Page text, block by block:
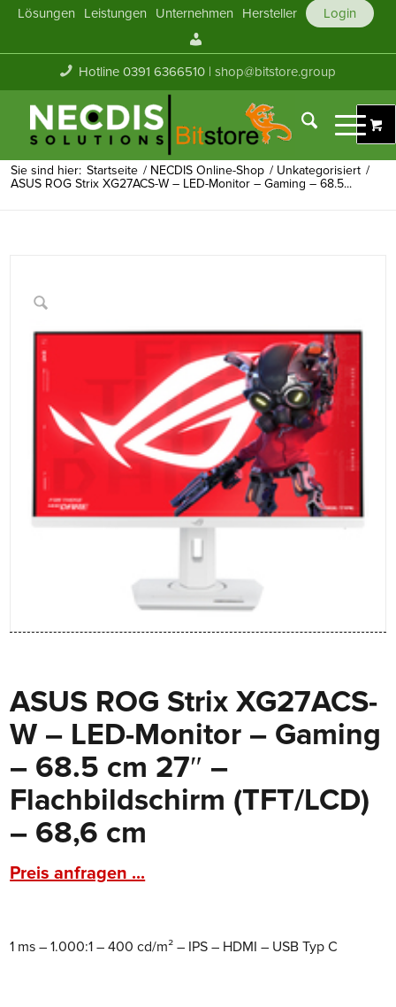
Lösungen Leistungen Unternehmen Hersteller
Login
Konto
Hotline 0391 6366510 |shop@bitstore.group
Sie sind hier: Startseite / NECDIS Online-Shop / Unkategorisiert /
ASUS ROG Strix XG27ACS-W – LED-Monitor – Gaming – 68.5...
ASUS ROG Strix XG27ACS-
W – LED-Monitor – Gaming
– 68.5 cm 27″ –
Flachbildschirm (TFT/LCD)
– 68,6 cm
Preis anfragen ...
1 ms – 1.000:1 – 400 cd/m² – IPS – HDMI – USB Typ C